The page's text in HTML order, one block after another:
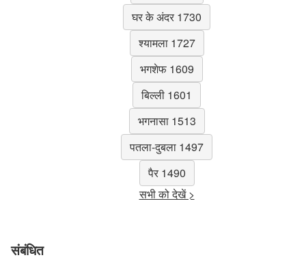
घर के अंदर 1730
श्यामला 1727
भगशेफ 1609
बिल्ली 1601
भगनासा 1513
पतला-दुबला 1497
पैर 1490
सभी को देखें >
संबंधित